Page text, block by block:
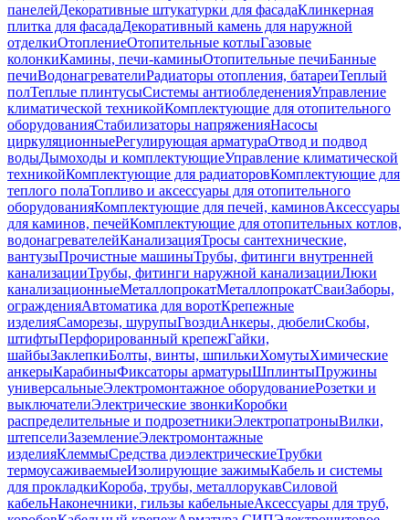
панелейДекоративные штукатурки для фасадаКлинкерная
плитка для фасадаДекоративный камень для наружной
отделкиОтоплениеОтопительные котлыГазовые
колонкиКамины, печи-каминыОтопительные печиБанные
печиВодонагревателиРадиаторы отопления, батареиТеплый
полТеплые плинтусыСистемы антиобледененияУправление
климатической техникойКомплектующие для отопительного
оборудованияСтабилизаторы напряженияНасосы
циркуляционныеРегулирующая арматураОтвод и подвод
водыДымоходы и комплектующиеУправление климатической
техникойКомплектующие для радиаторовКомплектующие для
теплого полаТопливо и аксессуары для отопительного
оборудованияКомплектующие для печей, каминовАксессуары
для каминов, печейКомплектующие для отопительных котлов,
водонагревателейКанализацияТросы сантехнические,
вантузыПрочистные машиныТрубы, фитинги внутренней
канализацииТрубы, фитинги наружной канализацииЛюки
канализационныеМеталлопрокатМеталлопрокатСваиЗаборы,
огражденияАвтоматика для воротКрепежные
изделияСаморезы, шурупыГвоздиАнкеры, дюбелиСкобы,
штифтыПерфорированный крепежГайки,
шайбыЗаклепкиБолты, винты, шпилькиХомутыХимические
анкерыКарабиныФиксаторы арматурыШплинтыПружины
универсальныеЭлектромонтажное оборудованиеРозетки и
выключателиЭлектрические звонкиКоробки
распределительные и подрозетникиЭлектропатроныВилки,
штепселиЗаземлениеЭлектромонтажные
изделияКлеммыСредства диэлектрическиеТрубки
термоусаживаемыеИзолирующие зажимыКабель и системы
для прокладкиКороба, трубы, металлорукавСиловой
кабельНаконечники, гильзы кабельныеАксессуары для труб,